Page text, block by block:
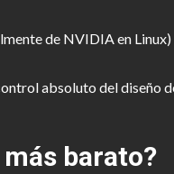
de NVIDIA en
absoluto del diseño
barato?